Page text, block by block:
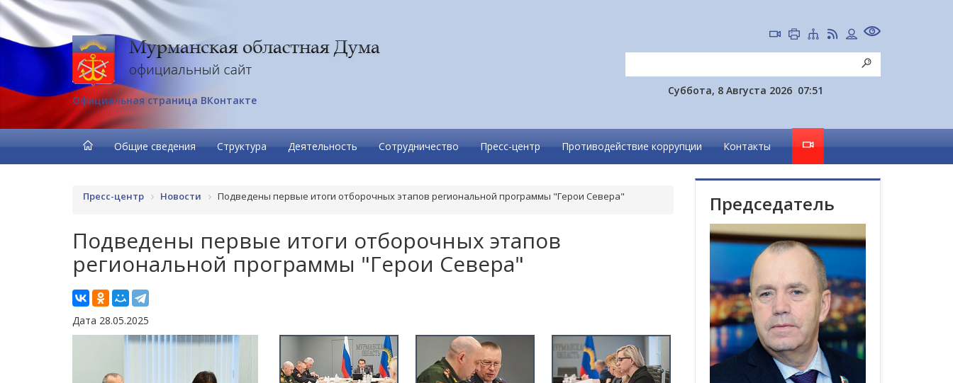
Официальная страница ВКонтакте
Суббота, 8 Августа 2026 07:51
Общие сведения Структура Деятельность Сотрудничество Пресс-центр Противодействие коррупции Контакты
Пресс-центр Новости Подведены первые итоги отборочных этапов региональной программы "Герои Севера"
Подведены первые итоги отборочных этапов
региональной программы "Герои Севера"
Дата 28.05.2025
Председатель